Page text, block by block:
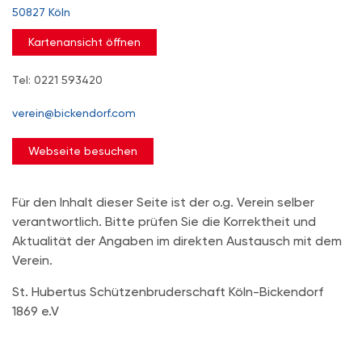
50827 Köln
Kartenansicht öffnen
Tel: 0221 593420
verein@bickendorf.com
Webseite besuchen
Für den Inhalt dieser Seite ist der o.g. Verein selber
verantwortlich. Bitte prüfen Sie die Korrektheit und
Aktualität der Angaben im direkten Austausch mit dem
Verein.
St. Hubertus Schützenbruderschaft Köln-Bickendorf
1869 e.V